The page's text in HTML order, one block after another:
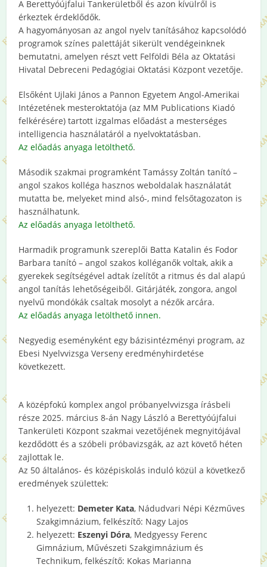
A Berettyóújfalui Tankerületből és azon kívülről is
érkeztek érdeklődők.
A hagyományosan az angol nyelv tanításához kapcsolódó
programok színes palettáját sikerült vendégeinknek
bemutatni, amelyen részt vett Felföldi Béla az Oktatási
Hivatal Debreceni Pedagógiai Oktatási Központ vezetője.
Elsőként Ujlaki János a Pannon Egyetem Angol-Amerikai
Intézetének mesteroktatója (az MM Publications Kiadó
felkérésére) tartott izgalmas előadást a mesterséges
intelligencia használatáról a nyelvoktatásban.
Az előadás anyaga letölthető.
Második szakmai programként Tamássy Zoltán tanító –
angol szakos kolléga hasznos weboldalak használatát
mutatta be, melyeket mind alsó-, mind felsőtagozaton is
használhatunk.
Az előadás anyaga letölthető.
Harmadik programunk szereplői Batta Katalin és Fodor
Barbara tanító – angol szakos kolléganők voltak, akik a
gyerekek segítségével adtak ízelítőt a ritmus és dal alapú
angol tanítás lehetőségeiből. Gitárjáték, zongora, angol
nyelvű mondókák csaltak mosolyt a nézők arcára.
Az előadás anyaga letölthető innen.
Negyedig eseményként egy bázisintézményi program, az
Ebesi Nyelvvizsga Verseny eredményhirdetése
következett.
A középfokú komplex angol próbanyelvvizsga írásbeli
része 2025. március 8-án Nagy László a Berettyóújfalui
Tankerületi Központ szakmai vezetőjének megnyitójával
kezdődött és a szóbeli próbavizsgák, az azt követő héten
zajlottak le.
Az 50 általános- és középiskolás induló közül a következő
eredmények születtek:
helyezett: Demeter Kata, Nádudvari Népi Kézműves
Szakgimnázium, felkészítő: Nagy Lajos
helyezett: Eszenyi Dóra, Medgyessy Ferenc
Gimnázium, Művészeti Szakgimnázium és
Technikum, felkészítő: Kokas Marianna